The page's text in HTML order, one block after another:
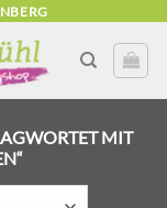
MIT